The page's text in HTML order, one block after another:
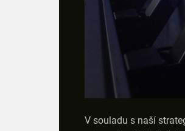
V souladu s naší